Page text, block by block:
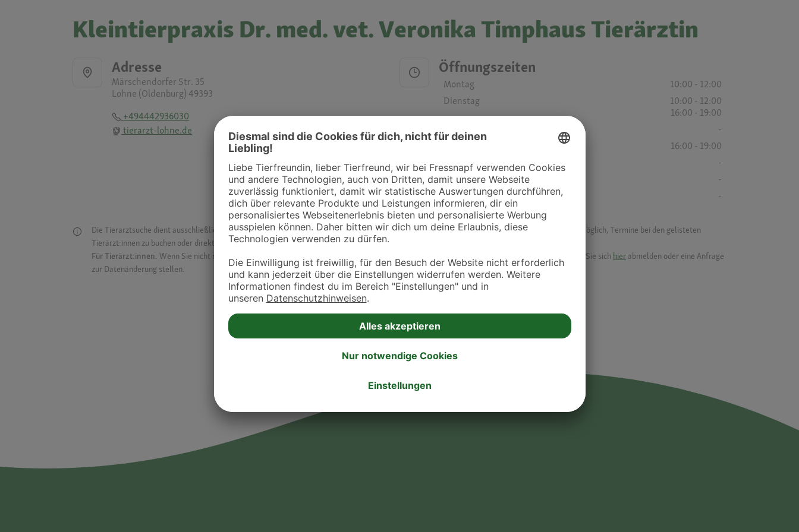
Kleintierpraxis Dr. med. vet. Veronika Timphaus Tierärztin
Adresse
Märschendorfer Str. 35
Lohne (Oldenburg) 49393
+494442936030
tierarzt-lohne.de
Öffnungszeiten
Montag
10:00 - 12:00
Dienstag
10:00 - 12:00
16:00 - 19:00
Mittwoch
-
16:00 - 19:00
Freitag
-
Samstag
-
Sonntag
-
Die Tierarztsuche dient ausschließlich dazu, Tierarztpraxen und Kliniken in deiner Nähe übersichtlich anzuzeigen. Über Dr. Fressnapf ist es nicht möglich, Termine bei den gelisteten
Tierärzt:innen zu buchen oder direkt mit ihnen in Kontakt zu treten. Bitte wende dich hierfür direkt an die jeweilige Praxis oder Klinik.
Für Tierärzt:innen: Wenn Sie nicht mehr auf der Dr. Fressnapf Tierarztsuche als Praxis gelistet werden oder Ihre Daten ändern möchten, können Sie sich hier abmelden oder eine Anfrage
zur Datenänderung stellen.